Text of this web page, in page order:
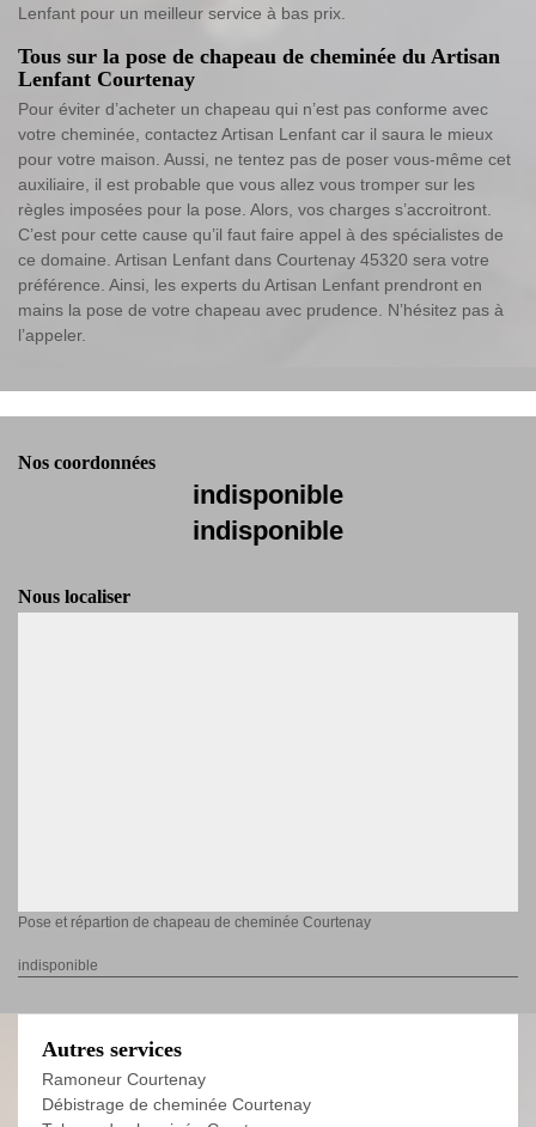
Lenfant pour un meilleur service à bas prix.
Tous sur la pose de chapeau de cheminée du Artisan
Lenfant Courtenay
Pour éviter d’acheter un chapeau qui n’est pas conforme avec
votre cheminée, contactez Artisan Lenfant car il saura le mieux
pour votre maison. Aussi, ne tentez pas de poser vous-même cet
auxiliaire, il est probable que vous allez vous tromper sur les
règles imposées pour la pose. Alors, vos charges s’accroitront.
C’est pour cette cause qu’il faut faire appel à des spécialistes de
ce domaine. Artisan Lenfant dans Courtenay 45320 sera votre
préférence. Ainsi, les experts du Artisan Lenfant prendront en
mains la pose de votre chapeau avec prudence. N’hésitez pas à
l’appeler.
Nos coordonnées
indisponible
indisponible
Nous localiser
Pose et répartion de chapeau de cheminée Courtenay
indisponible
Autres services
Ramoneur Courtenay
Débistrage de cheminée Courtenay